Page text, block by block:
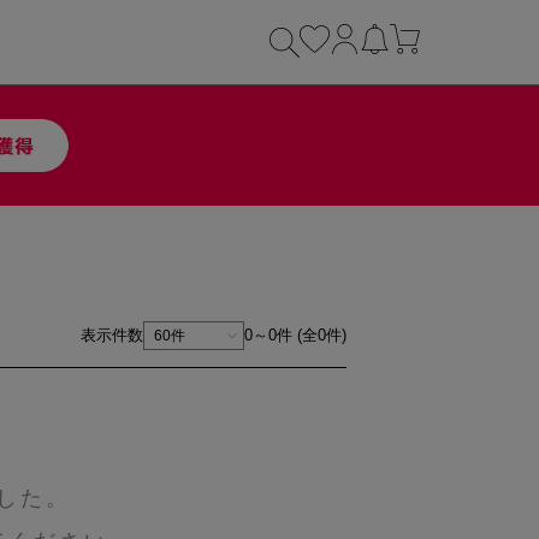
表示件数 0～0件 (全0件)
た。